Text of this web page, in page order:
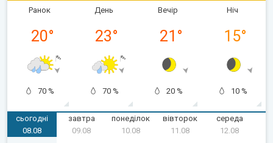
Ранок
20°
70 %
День
23°
70 %
Вечір
21 °
20 %
Ніч
15°
10 %
сьогодні
субота, 08.08
08.08
завтра
09.08
понеділок
10.08
вівторок
11.08
середа
12.08